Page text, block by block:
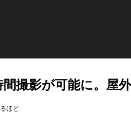
撮影が可能に。屋外
ほど